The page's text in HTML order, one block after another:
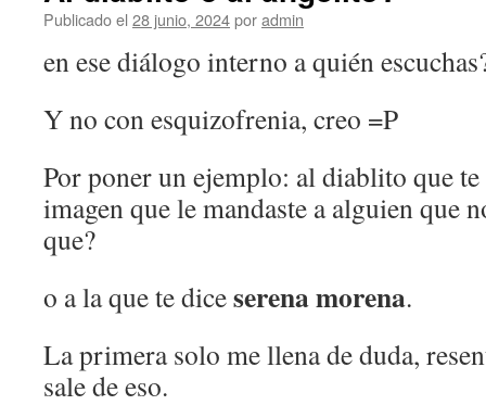
Publicado el 28 junio, 2024poradmin
en ese diálogo interno a quién
Y no con esquizofrenia, creo =P
Por poner un ejemplo: al diablito que
imagen que le mandaste a alguien que
que?
o a la que te diceserena morena.
La primera solo me llena de duda,
sale de eso.